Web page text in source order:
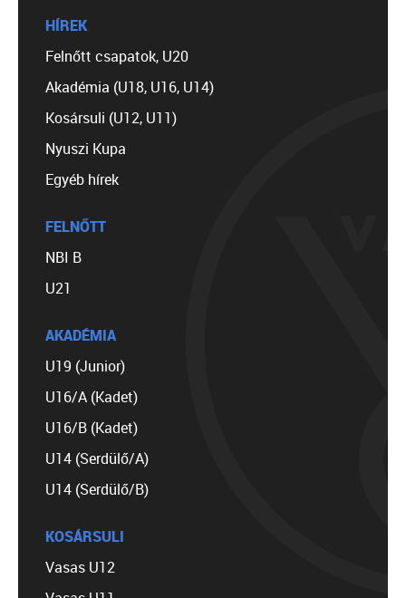
HÍREK
Felnőtt csapatok, U20
Akadémia (U18, U16, U14)
Kosársuli (U12, U11)
Nyuszi Kupa
Egyéb hírek
FELNŐTT
NBI B
U21
AKADÉMIA
U19 (Junior)
U16/A (Kadet)
U16/B (Kadet)
U14 (Serdülő/A)
U14 (Serdülő/B)
KOSÁRSULI
Vasas U12